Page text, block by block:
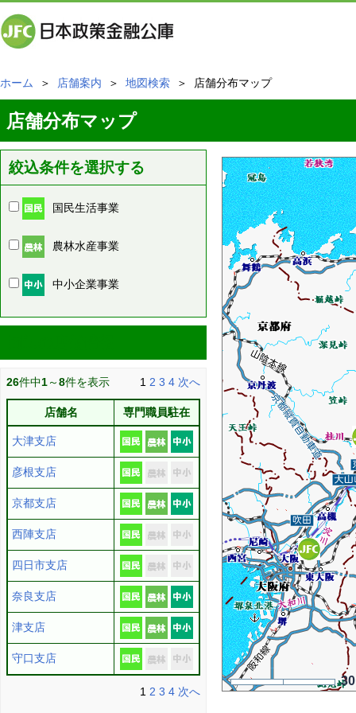
ホーム ＞ 店舗案内 ＞ 地図検索 ＞ 店舗分布マップ
店舗分布マップ
絞込条件を選択する
国民生活事業
農林水産事業
中小企業事業
26件中1～8件を表示 1 2 3 4 次へ
店舗名 専門職員駐在
大津支店
彦根支店
京都支店
西陣支店
四日市支店
奈良支店
津支店
守口支店
1 2 3 4 次へ